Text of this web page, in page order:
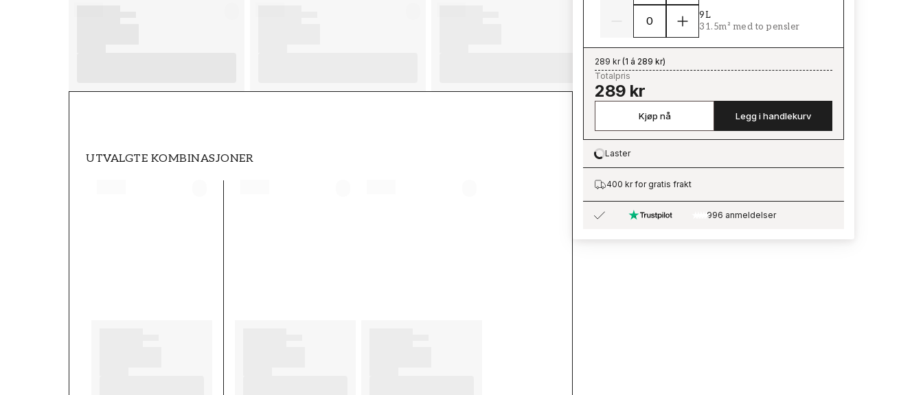
UTVALGTE KOMBINASJONER
9L
31.5m² med to pensler
289 kr(1 á 289 kr)
Totalpris
289 kr
Kjøp nå Legg i handlekurv
Loading…
Laster
400 kr for gratis frakt
996 anmeldelser